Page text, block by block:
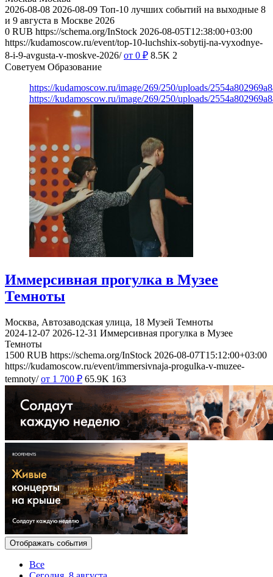
2026-08-08 2026-08-09 Топ-10 лучших событий на выходные 8
и 9 августа в Москве 2026
0 RUB https://schema.org/InStock 2026-08-05T12:38:00+03:00
https://kudamoscow.ru/event/top-10-luchshix-sobytij-na-vyxodnye-
8-i-9-avgusta-v-moskve-2026/ от 0 ₽ 8.5K 2
Советуем Образование
https://kudamoscow.ru/image/269/250/uploads/
https://kudamoscow.ru/image/269/250/uploads/
Иммерсивная прогулка в Музее
Темноты
Москва, Автозаводская улица, 18 Музей Темноты
2024-12-07 2026-12-31 Иммерсивная прогулка в Музее
Темноты
1500 RUB https://schema.org/InStock 2026-08-07T15:12:00+03:00
https://kudamoscow.ru/event/immersivnaja-progulka-v-muzee-
temnoty/ от 1 700 ₽ 65.9K 163
Отображать события
Все